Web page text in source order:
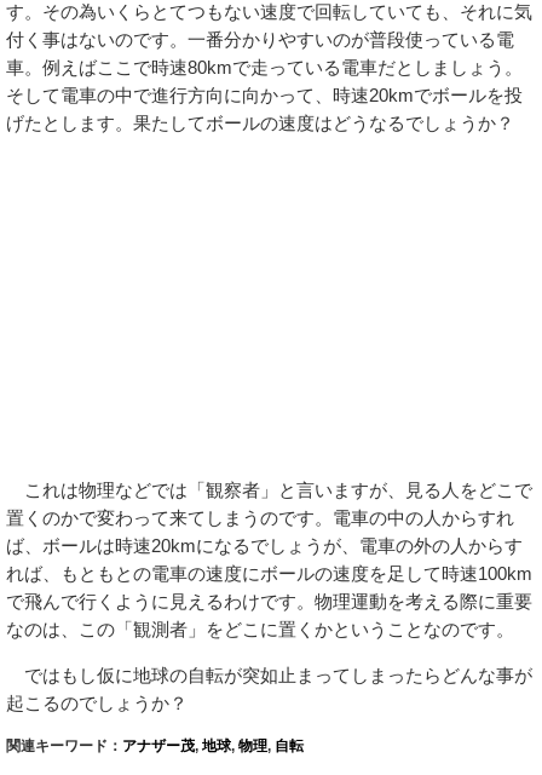
す。その為いくらとてつもない速度で回転していても、それに気
付く事はないのです。一番分かりやすいのが普段使っている電
車。例えばここで時速80kmで走っている電車だとしましょう。
そして電車の中で進行方向に向かって、時速20kmでボールを投
げたとします。果たしてボールの速度はどうなるでしょうか？
これは物理などでは「観察者」と言いますが、見る人をどこで
置くのかで変わって来てしまうのです。電車の中の人からすれ
ば、ボールは時速20kmになるでしょうが、電車の外の人からす
れば、もともとの電車の速度にボールの速度を足して時速100km
で飛んで行くように見えるわけです。物理運動を考える際に重要
なのは、この「観測者」をどこに置くかということなのです。
ではもし仮に地球の自転が突如止まってしまったらどんな事が
起こるのでしょうか？
関連キーワード： アナザー茂, 地球, 物理, 自転